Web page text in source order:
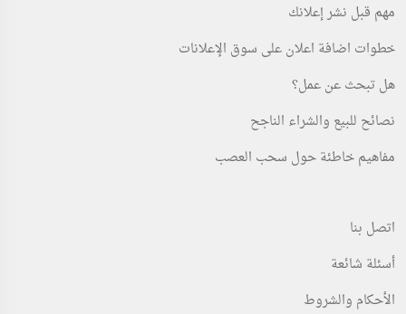
مهم قبل نشر إعلانك
خطوات اضافة اعلان على سوق الإعلانات
هل تبحث عن عمل؟
نصائح للبيع والشراء الناجح
مفاهيم خاطئة حول سحب العصب
اتصل بنا
أسئلة شائعة
الأحكام والشروط